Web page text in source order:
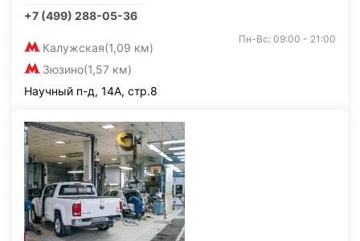
+7 (499) 288-05-36
Калужская(1,09 км)
Зюзино(1,57 км)
Пн-Вс: 09:00 - 21:00
Научный п-д, 14А, стр.8